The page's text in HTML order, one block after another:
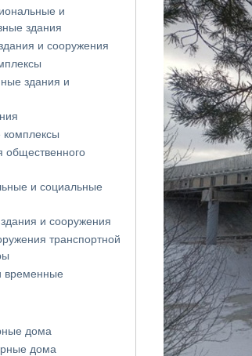
и
здания
и сооружения
здания и
комплексы
общественного
и социальные
и сооружения
транспортной
временные
дома
дома